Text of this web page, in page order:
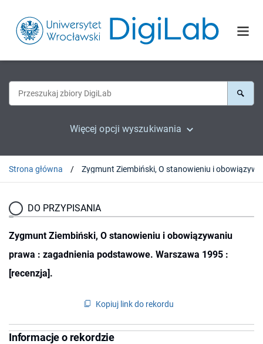
Więcej opcji wyszukiwania
Strona główna
DO PRZYPISANIA
Zygmunt Ziembiński, O stanowieniu i obowiązywaniu
prawa : zagadnienia podstawowe. Warszawa 1995 :
[recenzja].
Kopiuj link do rekordu
Informacje o rekordzie